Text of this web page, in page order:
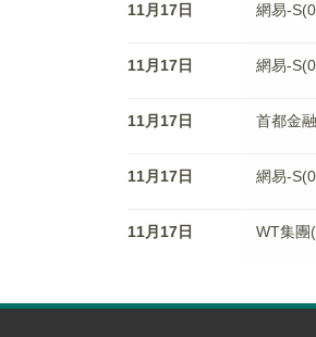
11月17日 網易-
11月17日 網易-
11月17日 首都金
11月17日 網易-
11月17日 WT集團